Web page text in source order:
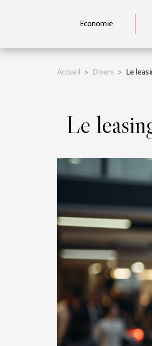
Economie
Accueil Divers Le
Le